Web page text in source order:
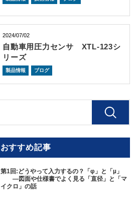
2024/07/02
自動車用圧力センサ XTL-123シ
リーズ
製品情報 ブログ
おすすめ記事
第1回:どうやって入力するの？「φ」と「µ」
—図面や仕様書でよく見る「直径」と「マ
イクロ」の話